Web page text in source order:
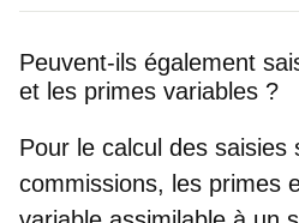
Peuvent-ils également
et les primes variables ?
Pour le calcul des saisies
commissions, les primes